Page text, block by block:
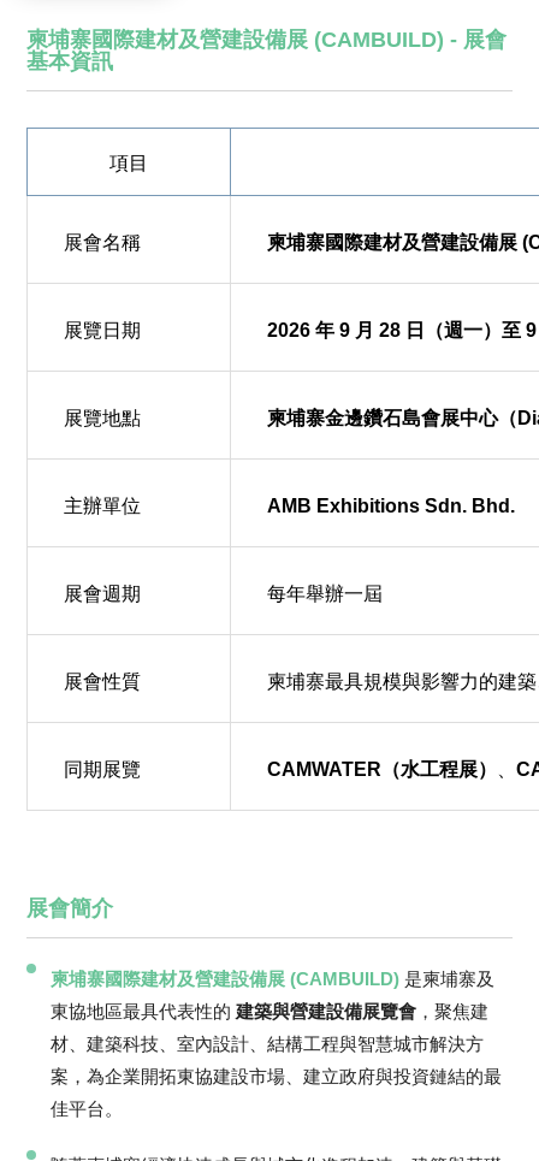
柬埔寨國際建材及營建設備展 (CAMBUILD) - 展會
基本資訊
項目
展會名稱 柬埔寨國際建材及營建設備展
展覽日期 2026 年 9 月 28 日（週一）至
展覽地點 柬埔寨金邊鑽石島會展中心
主辦單位 AMB Exhibitions Sdn. Bhd.
展會週期 每年舉辦一屆
展會性質 柬埔寨最具規模與影響力的建
同期展覽 CAMWATER（水工程展） 、
展會簡介
柬埔寨國際建材及營建設備展 (CAMBUILD) 是柬埔寨及
東協地區最具代表性的建築與營建設備展覽會 ，聚焦建
材、建築科技、室內設計、結構工程與智慧城市解決方
案，為企業開拓東協建設市場、建立政府與投資鏈結的最
佳平台。